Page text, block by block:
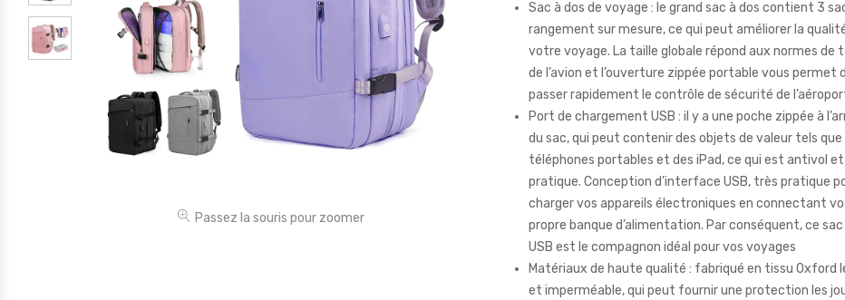
Électronique
Jouets
Outillages & Bricolage
Passez la souris pour zoomer
Sac à dos de voyage : le grand sac à dos contient 3
rangement sur mesure, ce qui peut améliorer la
votre voyage. La taille globale répond aux normes de
de l’avion et l’ouverture zippée portable vous permet
passer rapidement le contrôle de sécurité de
Port de chargement USB : il y a une poche zippée à
du sac, qui peut contenir des objets de valeur tels que
téléphones portables et des iPad, ce qui est antivol et
pratique. Conception d’interface USB, très pratique
charger vos appareils électroniques en connectant
propre banque d’alimentation. Par conséquent, ce sac
USB est le compagnon idéal pour vos voyages
Matériaux de haute qualité : fabriqué en tissu Oxford
et imperméable, qui peut fournir une protection les